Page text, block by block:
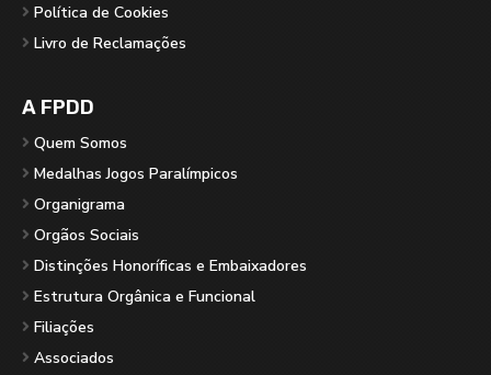
Política de Cookies
Livro de Reclamações
A FPDD
Quem Somos
Medalhas Jogos Paralímpicos
Organigrama
Orgãos Sociais
Distinções Honoríficas e Embaixadores
Estrutura Orgânica e Funcional
Filiações
Associados